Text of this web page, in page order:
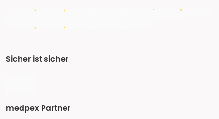
Sicher ist sicher
medpex Partner